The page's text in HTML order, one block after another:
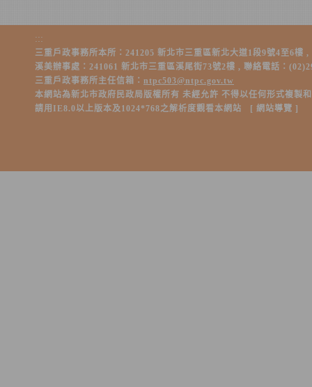
:::
三重戶政事務所本所：241205 新北市三重區新北大道1段9號4至6樓
溪美辦事處：241061 新北市三重區溪尾街73號2樓 , 聯絡電話：
三重戶政事務所主任信箱： ntpc503@ntpc.gov.tw
本網站為新北市政府民政局版權所有 未經允許 不得以任何形式複製
請用IE8.0以上版本及1024*768之解析度觀看本網站 [ 網站導覽 ]